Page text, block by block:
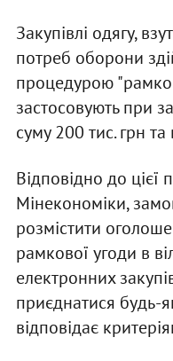
Закупівлі одягу,
потреб оборони
процедурою
застосовують при
суму 200 тис. грн
Відповідно до
Мінекономіки,
розмістити
рамкової угоди в
електронних
приєднатися будь-
відповідає